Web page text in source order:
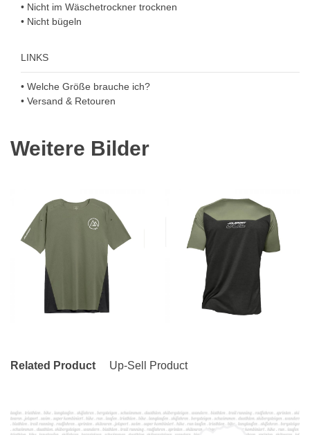
• Nicht im Wäschetrockner trocknen
• Nicht bügeln
LINKS
• Welche Größe brauche ich?
• Versand & Retouren
Weitere Bilder
Related Product Up-Sell Product